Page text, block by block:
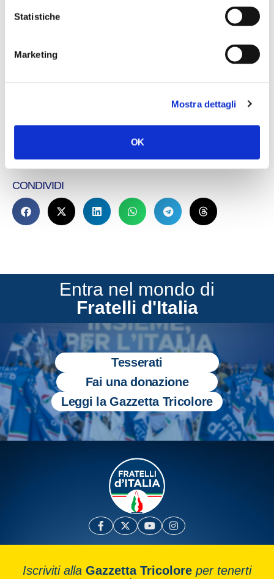
Statistiche
Marketing
Mostra dettagli
OK
la fiducia dei cittadini”. “Eludere o
sottovalutare tale questione – conclude –
trasmette insicurezza agli elettori, un modo
di fare che non ci si può più permettere. I
li riguardano da vicino e prese in giro”.
CONDIVIDI
Entra nel mondo di
Fratelli d'Italia
Tesserati
Fai una donazione
Leggi la Gazzetta Tricolore
Iscriviti alla Gazzetta Tricolore per tenerti